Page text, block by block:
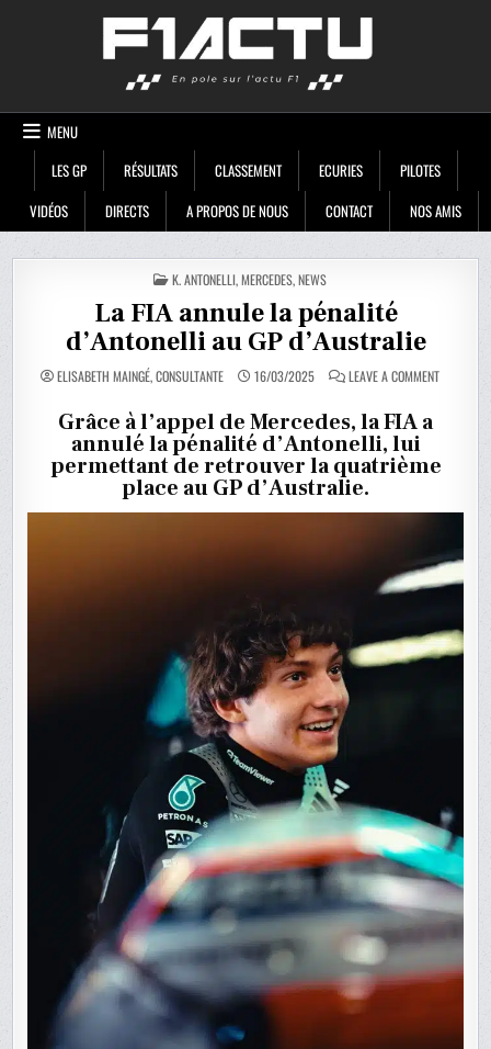
MENU
LES GP
RÉSULTATS CLASSEMENT ECURIES
PILOTES
VIDÉOS
DIRECTS A PROPOS DE NOUS CONTACT NOS AMIS
POSTED
IN
K. ANTONELLI,MERCEDES,NEWS
La FIA annule la pénalité
d’Antonelli au GP d’Australie
ELISABETH MAINGÉ, CONSULTANTE 16/03/2025 LEAVE A COMMENTON
AU
Grâce à l’appel de Mercedes, la FIA a
annulé la pénalité d’Antonelli, lui
permettant de retrouver la quatrième
place au GP d’Australie.